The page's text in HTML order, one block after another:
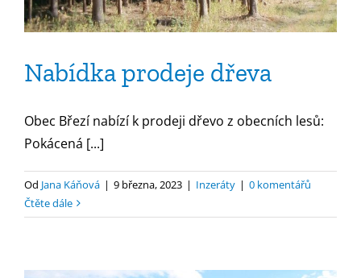
Nabídka prodeje dřeva
Obec Březí nabízí k prodeji dřevo z obecních lesů:
Pokácená [...]
Od Jana Káňová | 9 března, 2023 | Inzeráty | 0 komentářů
Čtěte dále